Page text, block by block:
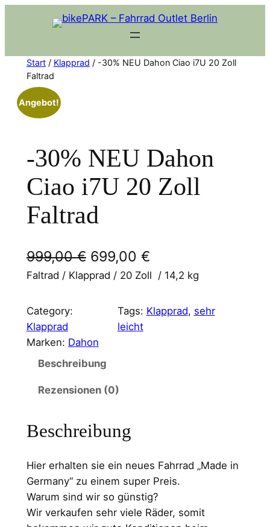
Start/ Klapprad / -30% NEU Dahon Ciao i7U 20 Zoll
Faltrad
Angebot!
-30% NEU Dahon
Ciao i7U 20 Zoll
Faltrad
999,00€ U
r
r
ü
l
c
h
e
699,00 €A
k
u
r
e
i
Faltrad / Klapprad / 20 Zoll / 14,2 kg
Category:
Klapprad
Tags: Klapprad, sehr
leicht
Marken: Dahon
Beschreibung
Rezensionen (0)
Beschreibung
Hier erhalten sie ein neues Fahrrad „Made in
Germany“ zu einem super Preis.
Warum sind wir so günstig?
Wir verkaufen sehr viele Räder, somit